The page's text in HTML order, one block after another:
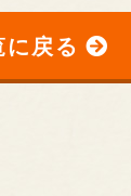
に戻る